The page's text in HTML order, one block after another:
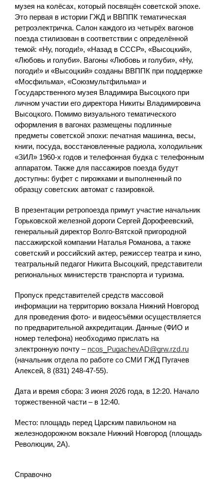
музея на колёсах, который посвящён советской эпохе.
Это первая в истории ГЖД и ВВППК тематическая
ретроэлектричка. Салон каждого из четырёх вагонов
поезда стилизован в соответствии с определённой
темой: «Ну, погоди!», «Назад в СССР», «Высоцкий»,
«Любовь и голуби». Вагоны «Любовь и голуби», «Ну,
погоди!» и «Высоцкий» созданы ВВППК при поддержке
«Мосфильма», «Союзмультфильма» и
Государственного музея Владимира Высоцкого при
личном участии его директора Никиты Владимировича
Высоцкого. Помимо визуального тематического
оформления в вагонах размещены подлинные
предметы советской эпохи: печатная машинка, весы,
книги, посуда, восстановленные радиола, холодильник
«ЗИЛ» 1960-х годов и телефонная будка с телефонным
аппаратом. Также для пассажиров поезда будут
доступны: буфет с пирожками и выполненный по
образцу советских автомат с газировкой.
В презентации ретропоезда примут участие начальник
Горьковской железной дороги Сергей Дорофеевский,
генеральный директор Волго-Вятской пригородной
пассажирской компании Наталья Романова, а также
советский и российский актер, режиссер театра и кино,
театральный педагог Никита Высоцкий, представители
региональных министерств транспорта и туризма.
Пропуск представителей средств массовой
информации на территорию вокзала Нижний Новгород
для проведения фото- и видеосъёмки осуществляется
по предварительной аккредитации. Данные (ФИО и
номер телефона) необходимо прислать на
электронную почту – ncos_PugachevAD@grw.rzd.ru
(начальник отдела по работе со СМИ ГЖД Пугачев
Алексей, 8 (831) 248-47-55).
Дата и время сбора: 3 июня 2026 года, в 12:20. Начало
торжественной части – в 12:40.
Место: площадь перед Царским павильоном на
железнодорожном вокзале Нижний Новгород (площадь
Революции, 2А).
Справочно